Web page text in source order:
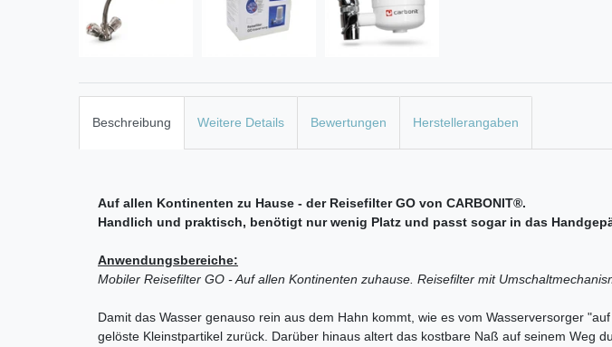
Beschreibung Weitere Details Bewertungen Herstellerangaben
Auf allen Kontinenten zu Hause - der Reisefilter GO von CARBONIT®.
Handlich und praktisch, benötigt nur wenig Platz und passt sogar in das
Anwendungsbereiche:
Mobiler Reisefilter GO - Auf allen Kontinenten zuhause. Reisefilter mit
Damit das Wasser genauso rein aus dem Hahn kommt, wie es vom Wasserversorger
gelöste Kleinstpartikel zurück. Darüber hinaus altert das kostbare Naß auf seinem Weg